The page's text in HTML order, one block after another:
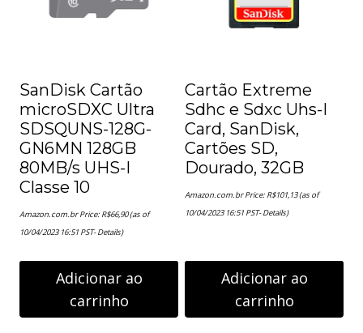
SanDisk Cartão
microSDXC Ultra
SDSQUNS-128G-
GN6MN 128GB
80MB/s UHS-I
Classe 10
Amazon.com.br Price: R$66,90(as of
10/04/2023 16:51 PST-Details)
Adicionar ao
carrinho
Cartão Extreme
Sdhc e Sdxc Uhs-I
Card, SanDisk,
Cartões SD,
Dourado, 32GB
Amazon.com.br Price: R$101,13(as of
10/04/2023 16:51 PST-Details)
Adicionar ao
carrinho